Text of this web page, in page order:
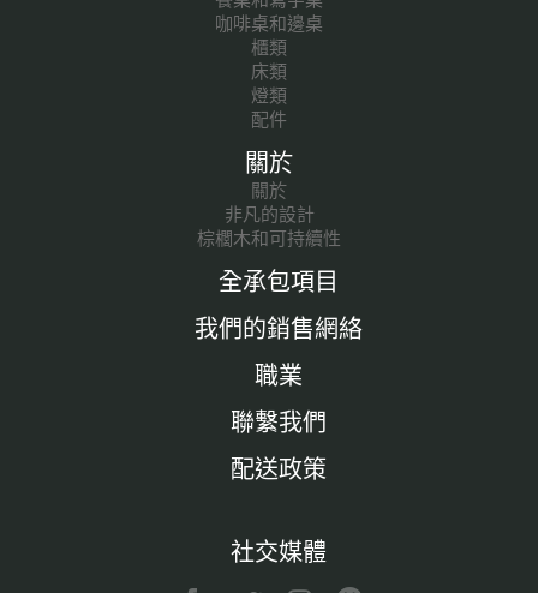
咖啡桌和邊桌
櫃類
床類
燈類
配件
關於
關於
非凡的設計
棕櫚木和可持續性
全承包項目
我們的銷售網絡
職業
聯繫我們
配送政策
社交媒體